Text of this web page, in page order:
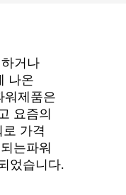
거나
나온
워제품은
요즘의
가격
는파워
었습니다.